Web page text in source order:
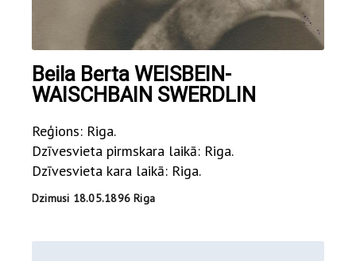
Beila Berta WEISBEIN-
WAISCHBAIN SWERDLIN
Reģions: Riga.
Dzīvesvieta pirmskara laikā: Riga.
Dzīvesvieta kara laikā: Riga.
Dzimusi 18.05.1896 Riga